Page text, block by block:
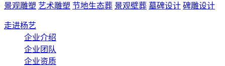
景观雕塑 艺术雕塑 节地生态葬 景观壁葬 墓碑设计 碑雕设计
走进杨艺
企业介绍
企业团队
企业资质